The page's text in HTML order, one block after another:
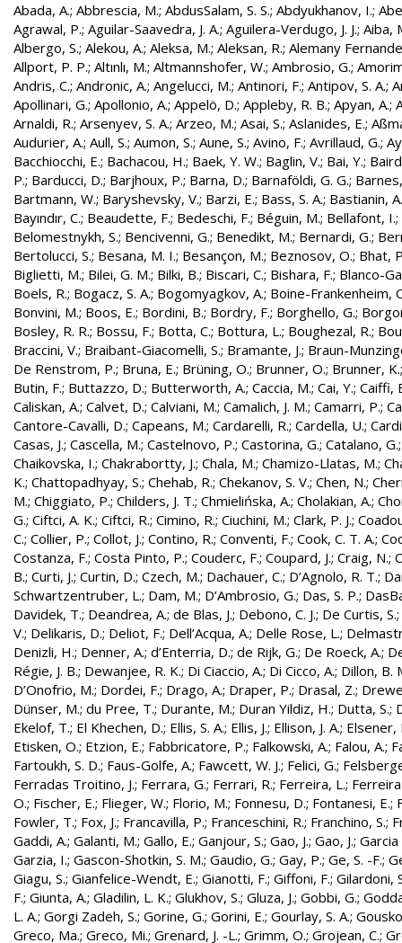
Abada, A.; Abbrescia, M.; AbdusSalam, S. S.; Abdyukhanov, I.;
Agrawal, P.; Aguilar-Saavedra, J. A.; Aguilera-Verdugo, J. J.; Aiba,
Albergo, S.; Alekou, A.; Aleksa, M.; Aleksan, R.; Alemany
Allport, P. P.; Altınlı, M.; Altmannshofer, W.; Ambrosio, G.;
Andris, C.; Andronic, A.; Angelucci, M.; Antinori, F.; Antipov, S. A.;
Apollinari, G.; Apollonio, A.; Appelö, D.; Appleby, R. B.; Apyan, A.;
Arnaldi, R.; Arsenyev, S. A.; Arzeo, M.; Asai, S.; Aslanides, E.;
Audurier, A.; Aull, S.; Aumon, S.; Aune, S.; Avino, F.; Avrillaud, G.;
Bacchiocchi, E.; Bachacou, H.; Baek, Y. W.; Baglin, V.; Bai, Y.;
P.; Barducci, D.; Barjhoux, P.; Barna, D.; Barnaföldi, G. G.;
Bartmann, W.; Baryshevsky, V.; Barzi, E.; Bass, S. A.; Bastianin, A.
Bayındır, C.; Beaudette, F.; Bedeschi, F.; Béguin, M.; Bellafont, I.;
Belomestnykh, S.; Bencivenni, G.; Benedikt, M.; Bernardi, G.;
Bertolucci, S.; Besana, M. I.; Besançon, M.; Beznosov, O.; Bhat,
Biglietti, M.; Bilei, G. M.; Bilki, B.; Biscari, C.; Bishara, F.; Blanco-
Boels, R.; Bogacz, S. A.; Bogomyagkov, A.; Boine-Frankenheim,
Bonvini, M.; Boos, E.; Bordini, B.; Bordry, F.; Borghello, G.;
Bosley, R. R.; Bossu, F.; Botta, C.; Bottura, L.; Boughezal, R.;
Braccini, V.; Braibant-Giacomelli, S.; Bramante, J.; Braun-
De Renstrom, P.; Bruna, E.; Brüning, O.; Brunner, O.; Brunner, K.
Butin, F.; Buttazzo, D.; Butterworth, A.; Caccia, M.; Cai, Y.; Caiffi,
Caliskan, A.; Calvet, D.; Calviani, M.; Camalich, J. M.; Camarri, P.;
Cantore-Cavalli, D.; Capeans, M.; Cardarelli, R.; Cardella, U.;
Casas, J.; Cascella, M.; Castelnovo, P.; Castorina, G.; Catalano, G.
Chaikovska, I.; Chakrabortty, J.; Chala, M.; Chamizo-Llatas, M.;
K.; Chattopadhyay, S.; Chehab, R.; Chekanov, S. V.; Chen, N.;
M.; Chiggiato, P.; Childers, J. T.; Chmielińska, A.; Cholakian, A.;
G.; Ciftci, A. K.; Ciftci, R.; Cimino, R.; Ciuchini, M.; Clark, P. J.;
C.; Collier, P.; Collot, J.; Contino, R.; Conventi, F.; Cook, C. T. A.;
Costanza, F.; Costa Pinto, P.; Couderc, F.; Coupard, J.; Craig, N.;
B.; Curti, J.; Curtin, D.; Czech, M.; Dachauer, C.; D’Agnolo, R. T.;
Schwartzentruber, L.; Dam, M.; D’Ambrosio, G.; Das, S. P.;
Davidek, T.; Deandrea, A.; de Blas, J.; Debono, C. J.; De Curtis, S.;
V.; Delikaris, D.; Deliot, F.; Dell’Acqua, A.; Delle Rose, L.;
Denizli, H.; Denner, A.; d’Enterria, D.; de Rijk, G.; De Roeck, A.;
Régie, J. B.; Dewanjee, R. K.; Di Ciaccio, A.; Di Cicco, A.; Dillon, B.
D’Onofrio, M.; Dordei, F.; Drago, A.; Draper, P.; Drasal, Z.;
Dünser, M.; du Pree, T.; Durante, M.; Duran Yildiz, H.; Dutta, S.;
Ekelof, T.; El Khechen, D.; Ellis, S. A.; Ellis, J.; Ellison, J. A.; Elsener,
Etisken, O.; Etzion, E.; Fabbricatore, P.; Falkowski, A.; Falou, A.;
Fartoukh, S. D.; Faus-Golfe, A.; Fawcett, W. J.; Felici, G.;
Ferradas Troitino, J.; Ferrara, G.; Ferrari, R.; Ferreira, L.;
O.; Fischer, E.; Flieger, W.; Florio, M.; Fonnesu, D.; Fontanesi, E.;
Fowler, T.; Fox, J.; Francavilla, P.; Franceschini, R.; Franchino, S.;
Gaddi, A.; Galanti, M.; Gallo, E.; Ganjour, S.; Gao, J.; Gao, J.; Garcia
Garzia, I.; Gascon-Shotkin, S. M.; Gaudio, G.; Gay, P.; Ge, S. -F.;
Giagu, S.; Gianfelice-Wendt, E.; Gianotti, F.; Giffoni, F.; Gilardoni,
F.; Giunta, A.; Gladilin, L. K.; Glukhov, S.; Gluza, J.; Gobbi, G.;
L. A.; Gorgi Zadeh, S.; Gorine, G.; Gorini, E.; Gourlay, S. A.;
Greco, Ma.; Greco, Mi.; Grenard, J. -L.; Grimm, O.; Grojean, C.;